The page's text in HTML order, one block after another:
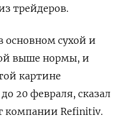
трейдеров.
основном сухой и
выше нормы, и
картине
20 февраля, сказал
компании Refinitiv.